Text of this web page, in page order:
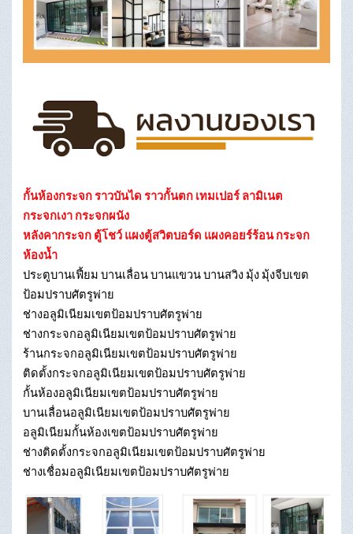
กั้นห้องกระจก ราวบันได ราวกั้นตก เทมเปอร์ ลามิเนต
กระจกเงา กระจกผนัง
หลังคากระจก ตู้โชว์ แผงตู้สวิตบอร์ด แผงคอยร์ร้อน กระจก
ห้องน้ำ
ประตูบานเฟี้ยม บานเลื่อน บานแขวน บานสวิง มุ้ง มุ้งจีบเขต
ป้อมปราบศัตรูพ่าย
ช่างอลูมิเนียมเขตป้อมปราบศัตรูพ่าย
ช่างกระจกอลูมิเนียมเขตป้อมปราบศัตรูพ่าย
ร้านกระจกอลูมิเนียมเขตป้อมปราบศัตรูพ่าย
ติดตั้งกระจกอลูมิเนียมเขตป้อมปราบศัตรูพ่าย
กั้นห้องอลูมิเนียมเขตป้อมปราบศัตรูพ่าย
บานเลื่อนอลูมิเนียมเขตป้อมปราบศัตรูพ่าย
อลูมิเนียมกั้นห้องเขตป้อมปราบศัตรูพ่าย
ช่างติดตั้งกระจกอลูมิเนียมเขตป้อมปราบศัตรูพ่าย
ช่างเชื่อมอลูมิเนียมเขตป้อมปราบศัตรูพ่าย